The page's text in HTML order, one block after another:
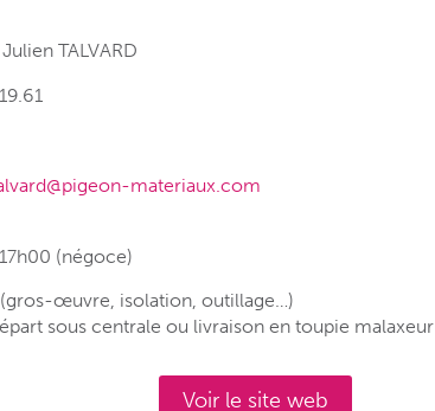
Julien TALVARD
materiaux.com
(négoce)
œuvre, isolation, outillage…)
sous centrale ou livraison en toupie malaxeur
Voir le site web